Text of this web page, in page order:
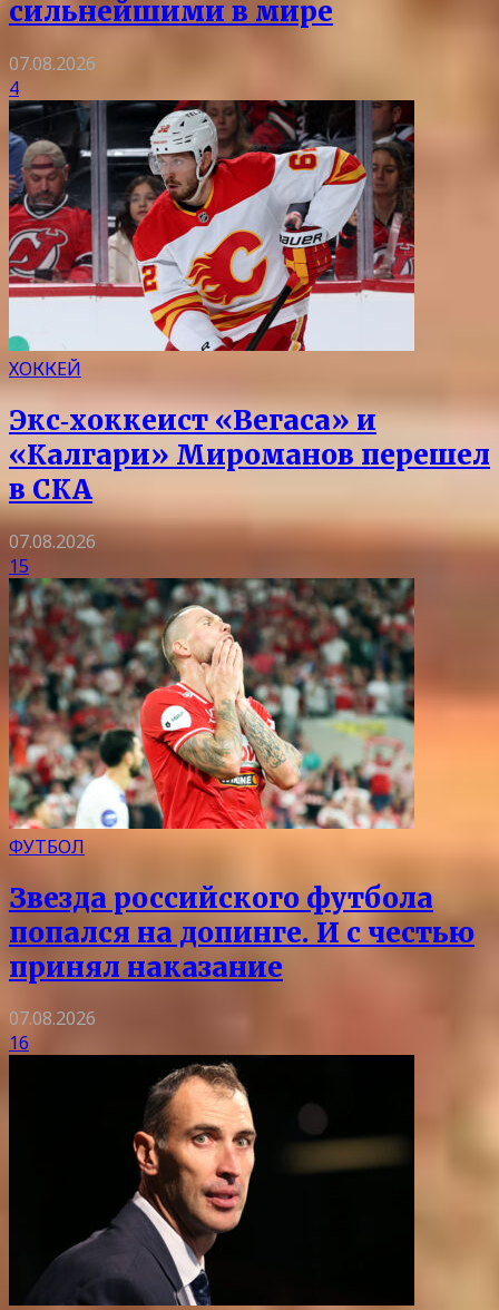
сильнейшими в мире
07.08.2026
4
ХОККЕЙ
Экс‑хоккеист «Вегаса» и
«Калгари» Мироманов перешел
в СКА
07.08.2026
15
ФУТБОЛ
Звезда российского футбола
попался на допинге. И с честью
принял наказание
07.08.2026
16